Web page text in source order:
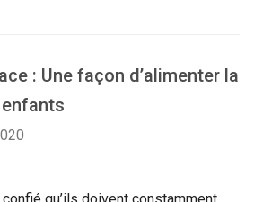
: Une façon d’alimenter la